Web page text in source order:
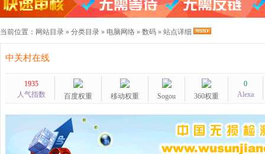
当前位置： 网站目录 » 分类目录 » 电脑网络 » 数码 » 站点详细
中关村在线
1935
人气指数
百度权重 移动权重 Sogou 360权重
0
Alexa